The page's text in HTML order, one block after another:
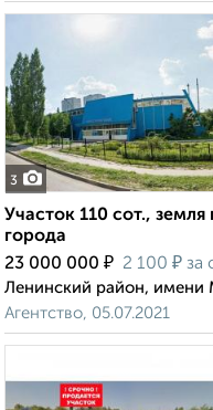
3
Участок 110 сот.,
города
23 000 000 ₽ 2 100 ₽ за
Ленинский район,
Агентство, 05.07.2021